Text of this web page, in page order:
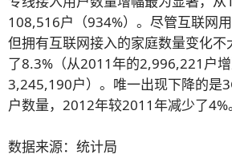
108,516户（934%）。尽管互联网用
但拥有互联网接入的家庭数量变化
了8.3%（从2011年的2,996,221户
3,245,190户）。唯一出现下降的是
户数量，2012年较2011年减少了4%
数据来源：统计局